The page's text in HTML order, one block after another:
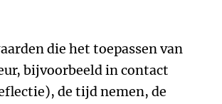
die het toepassen van
bijvoorbeeld in contact
de tijd nemen, de